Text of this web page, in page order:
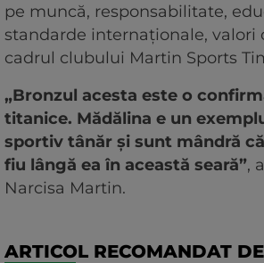
pe muncă, responsabilitate,
standarde internaționale, valori
cadrul clubului Martin Sports
„Bronzul acesta este o
titanice. Mădălina e un
sportiv tânăr și sunt mândră
fiu lângă ea în această seară”,
Narcisa Martin.
ARTICOL RECOMANDAT DE